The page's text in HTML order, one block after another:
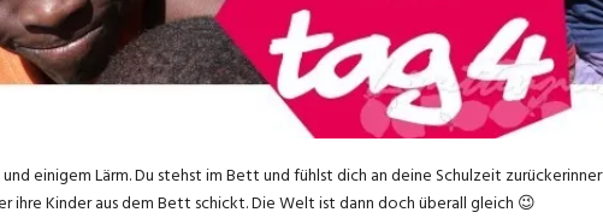
einigem Lärm. Du stehst im Bett und fühlst dich an deine Schulzeit
ihre Kinder aus dem Bett schickt. Die Welt ist dann doch überall gleich 😉